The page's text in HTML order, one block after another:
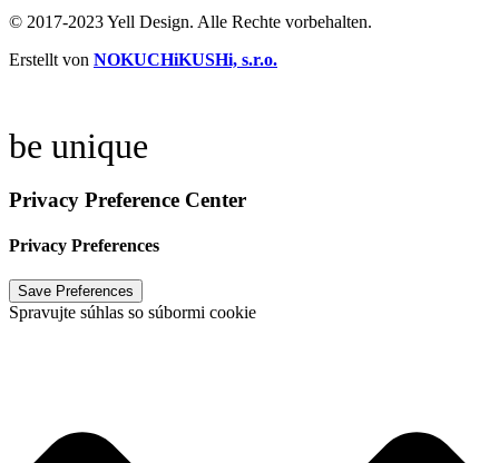
© 2017-2023 Yell Design. Alle Rechte vorbehalten.
Erstellt von NOKUCHiKUSHi, s.r.o.
be unique
Privacy Preference Center
Privacy Preferences
Spravujte súhlas so súbormi cookie